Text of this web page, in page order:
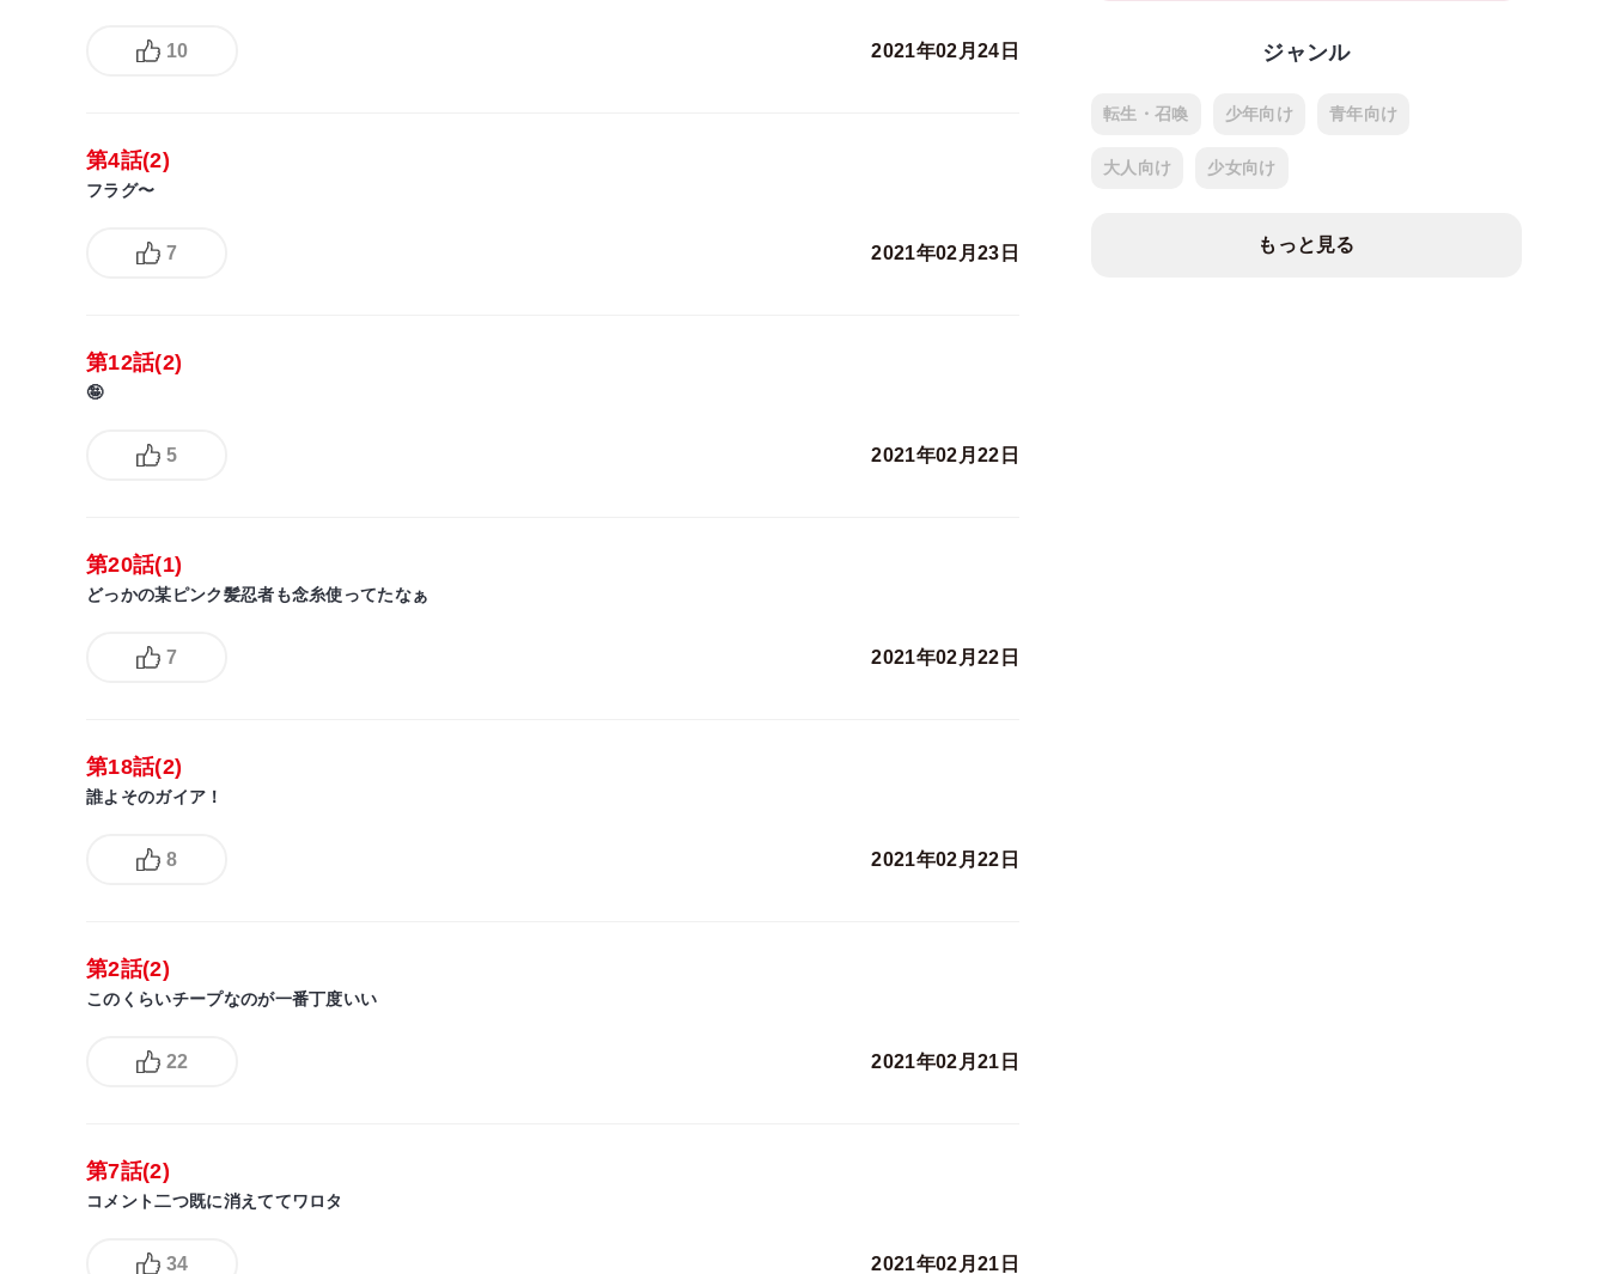
10 2021年02月24日
第4話(2)
フラグ〜
7 2021年02月23日
第12話(2)
🤪
5 2021年02月22日
第20話(1)
どっかの某ピンク髪忍者も念糸使ってたなぁ
7 2021年02月22日
第18話(2)
誰よそのガイア！
8 2021年02月22日
第2話(2)
このくらいチープなのが一番丁度いい
22 2021年02月21日
第7話(2)
コメント二つ既に消えててワロタ
34 2021年02月21日
ジャンル
転生・召喚 少年向け 青年向け
大人向け 少女向け
もっと見る